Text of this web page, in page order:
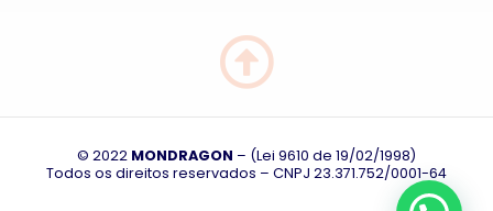
© 2022 MONDRAGON – (Lei 9610 de 19/02/1998)
Todos os direitos reservados – CNPJ 23.371.752/0001-64